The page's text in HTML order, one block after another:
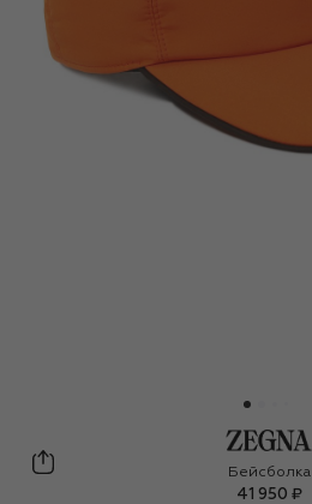
Zegna
Бейсболка
41 950 ₽